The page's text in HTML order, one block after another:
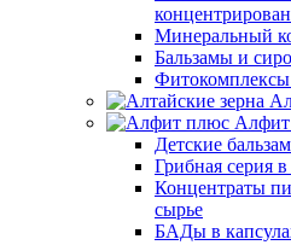
Минеральный
Бальзамы и
Детские
Грибная серия в
Концентраты
сырье
БАДы в